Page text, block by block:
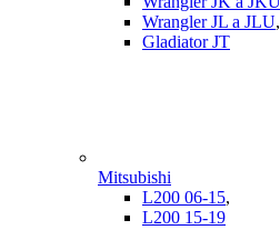
Wrangler JL a JLU,
Gladiator JT
Mitsubishi
L200 06-15,
L200 15-19